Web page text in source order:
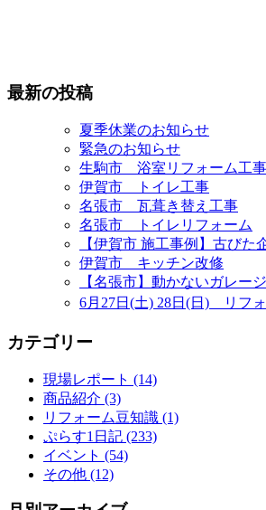
最新の投稿
夏季休業のお知らせ
緊急のお知らせ
生駒市 浴室リフォーム工事
伊賀市 トイレ工事
名張市 瓦葺き替え工事
名張市 トイレリフォーム
【伊賀市 施工事例】古び
伊賀市 キッチン改修
【名張市】動かないガレー
6月27日(土) 28日(日) リフ
カテゴリー
現場レポート (14)
商品紹介 (3)
リフォーム豆知識 (1)
ぷらす1日記 (233)
イベント (54)
その他 (12)